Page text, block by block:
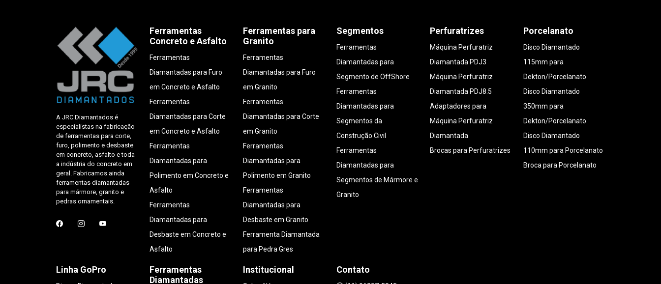
A JRC Diamantados é
especialistas na fabricação
de ferramentas para corte,
furo, polimento e desbaste
em concreto, asfalto e toda
a indústria do concreto em
geral. Fabricamos ainda
ferramentas diamantadas
para mármore, granito e
pedras ornamentais.
Ferramentas
Concreto e Asfalto
Ferramentas
Diamantadas para Furo
em Concreto e Asfalto
Ferramentas
Diamantadas para Corte
em Concreto e Asfalto
Ferramentas
Diamantadas para
Polimento em Concreto e
Asfalto
Ferramentas
Diamantadas para
Desbaste em Concreto e
Asfalto
Ferramentas para
Granito
Ferramentas
Diamantadas para Furo
em Granito
Ferramentas
Diamantadas para Corte
em Granito
Ferramentas
Diamantadas para
Polimento em Granito
Ferramentas
Diamantadas para
Desbaste em Granito
Ferramenta Diamantada
para Pedra Gres
Segmentos
Ferramentas
Diamantadas para
Segmento de OffShore
Ferramentas
Diamantadas para
Segmentos da
Construção Civil
Ferramentas
Diamantadas para
Segmentos de Mármore e
Granito
Perfuratrizes
Máquina Perfuratriz
Diamantada PDJ3
Máquina Perfuratriz
Diamantada PDJ8.5
Adaptadores para
Máquina Perfuratriz
Diamantada
Brocas para Perfuratrizes
Porcelanato
Disco Diamantado
115mm para
Dekton/Porcelanato
Disco Diamantado
350mm para
Dekton/Porcelanato
Disco Diamantado
110mm para Porcelanato
Broca para Porcelanato
Linha GoPro
Ferramentas
Diamantadas
Institucional Contato